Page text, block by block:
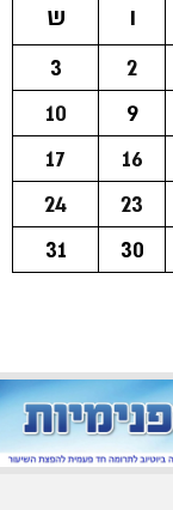
ו
ש
2
3
9
10
16
17
23
24
30
31